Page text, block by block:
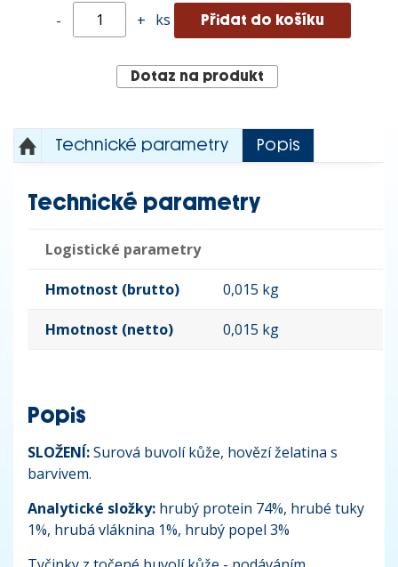
- + ks
Dotaz na produkt
Technické parametry Popis
Technické parametry
Logistické parametry
Hmotnost (brutto) 0,015 kg
Hmotnost (netto) 0,015 kg
Popis
SLOŽENÍ:Surová buvolí kůže, hovězí želatina s
barvivem.
Analytické složky: hrubý protein 74%, hrubé tuky
1%, hrubá vláknina 1%, hrubý popel 3%